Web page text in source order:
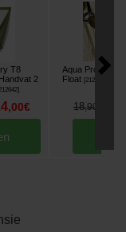
T8
2
]
,00€
Aqua Products
Float [212646
18,90